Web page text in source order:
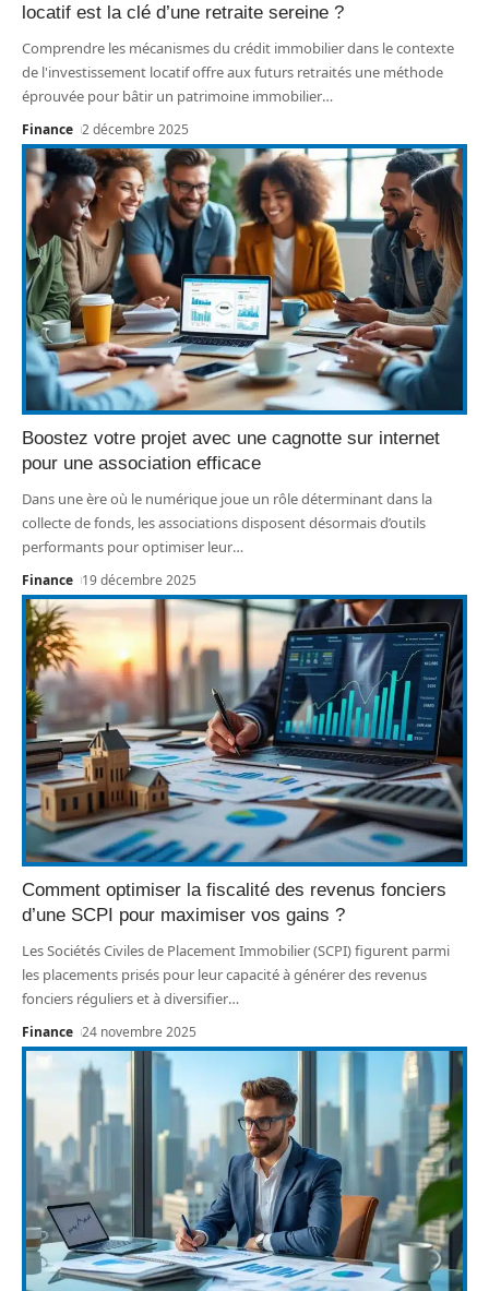
locatif est la clé d’une retraite sereine ?
Comprendre les mécanismes du crédit immobilier dans le contexte
de l'investissement locatif offre aux futurs retraités une méthode
éprouvée pour bâtir un patrimoine immobilier…
Finance 2 décembre 2025
Boostez votre projet avec une cagnotte sur internet
pour une association efficace
Dans une ère où le numérique joue un rôle déterminant dans la
collecte de fonds, les associations disposent désormais d’outils
performants pour optimiser leur…
Finance 19 décembre 2025
Comment optimiser la fiscalité des revenus fonciers
d’une SCPI pour maximiser vos gains ?
Les Sociétés Civiles de Placement Immobilier (SCPI) figurent parmi
les placements prisés pour leur capacité à générer des revenus
fonciers réguliers et à diversifier…
Finance 24 novembre 2025